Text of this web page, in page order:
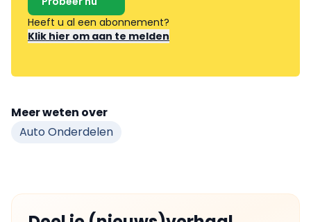
Heeft u al een abonnement?
Klik hier om aan te melden
Meer weten over
Auto Onderdelen